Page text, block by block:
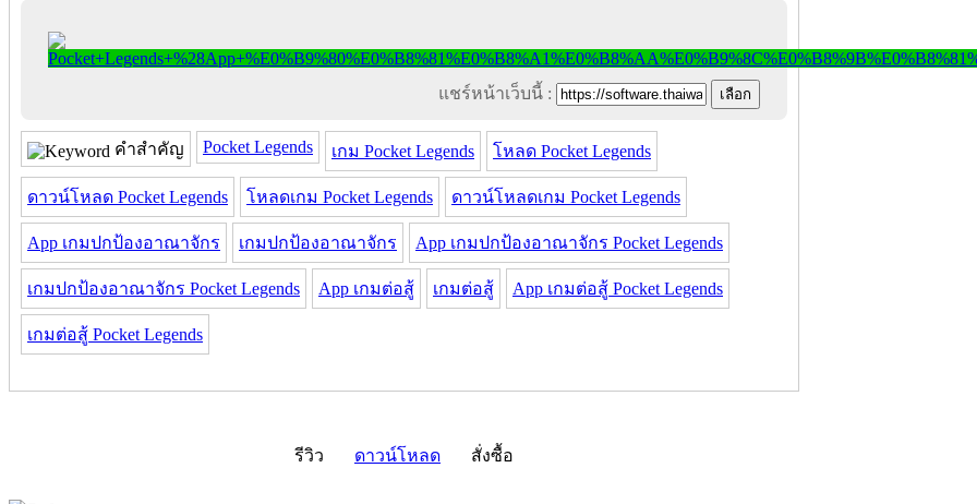
แชร์หน้าเว็บนี้ :
คำสำคัญ Pocket Legends เกม Pocket Legends โหลด Pocket Legends
ดาวน์โหลด Pocket Legends โหลดเกม Pocket Legends ดาวน์โหลดเกม Pocket Legends
App เกมปกป้องอาณาจักร เกมปกป้องอาณาจักร App เกมปกป้องอาณาจักร Pocket Legends
เกมปกป้องอาณาจักร Pocket Legends App เกมต่อสู้ เกมต่อสู้ App เกมต่อสู้ Pocket Legends
เกมต่อสู้ Pocket Legends
รีวิว ดาวน์โหลด สั่งซื้อ